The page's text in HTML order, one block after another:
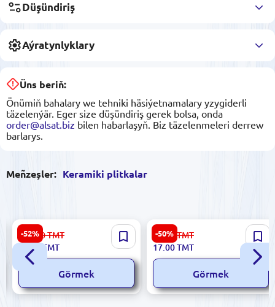
Düşündiriş
Aýratynlyklary
Üns beriň:
Önümiň bahalary we tehniki häsiýetnamalary yzygiderli
täzelenýär. Eger size düşündiriş gerek bolsa, onda
order@alsat.biz bilen habarlaşyň. Biz täzelenmeleri derrew
barlarys.
Meñzeşler: Keramiki plitkalar
-52%
Dijital Roza 5900499058061 |
Keramiki плитka 25x60 sm
sanly nagyş
112.00TMT
53.00
TMT
Görmek
-50%
Polcolorit 5900499048161 |
Keramiki Plitka Atena Beige
6x50sm Glazurly
34.00 TMT
17.00TMT
Görmek